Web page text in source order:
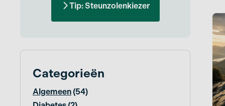
Hallux Valgus
Hielspoor
Holvoet
Jones fractuur
Pijnlijke voorvoet
Platvoeten
Reumatoïde artritis
Tip: Steunzolenkiezer
Categorieën
Algemeen (54)